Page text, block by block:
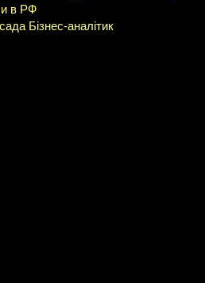
в РФ
Бізнес-аналітик